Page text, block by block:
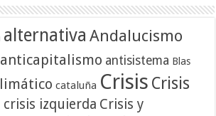
alternativa Andalucismo
anticapitalismo antisistema Blas
cataluña Crisis Crisis
crisis izquierda Crisis y